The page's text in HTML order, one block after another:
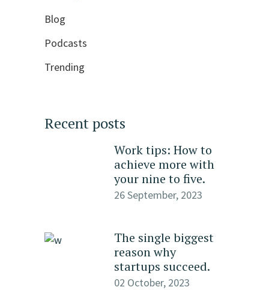
Blog
Podcasts
Trending
Recent posts
Work tips: How to
achieve more with
your nine to five.
26 September, 2023
The single biggest
reason why
startups succeed.
02 October, 2023